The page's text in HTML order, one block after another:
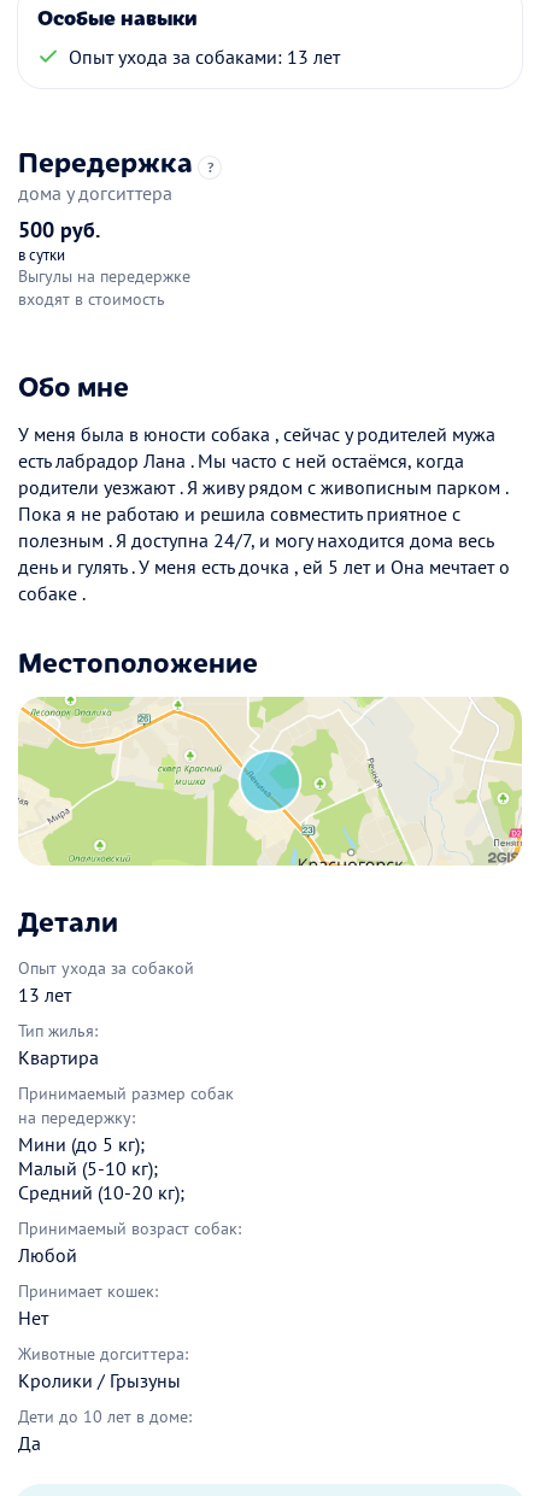
Особые навыки
Опыт ухода за собаками: 13 лет
Передержка ?
дома у догситтера
500 руб.
в сутки
Выгулы на передержке
входят в стоимость
Обо мне
У меня была в юности собака , сейчас у родителей мужа
есть лабрадор Лана . Мы часто с ней остаёмся, когда
родители уезжают . Я живу рядом с живописным парком .
Пока я не работаю и решила совместить приятное с
полезным . Я доступна 24/7, и могу находится дома весь
день и гулять . У меня есть дочка , ей 5 лет и Она мечтает о
собаке .
Местоположение
Детали
Опыт ухода за собакой
13 лет
Тип жилья:
Квартира
Принимаемый размер собак
на передержку:
Мини (до 5 кг);
Малый (5-10 кг);
Средний (10-20 кг);
Принимаемый возраст собак:
Любой
Принимает кошек:
Нет
Животные догситтера:
Кролики / Грызуны
Дети до 10 лет в доме:
Да